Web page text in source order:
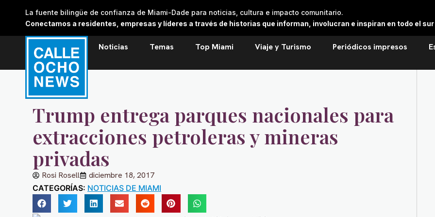
La fuente bilingüe de confianza de Miami-Dade para noticias, cultura e impacto comunitario.
Conectamos a residentes, empresas y líderes a través de historias que informan, involucran e inspiran en todo el sur
Noticias Temas Top Miami Viaje y Turismo Periódicos impresos
Trump entrega parques nacionales para
extracciones petroleras y mineras
privadas
Rosi Rosell diciembre 18, 2017
CATEGORÍAS: NOTICIAS DE MIAMI